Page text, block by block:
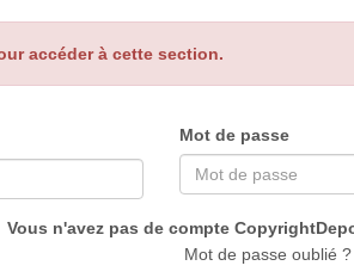
accéder à cette section.
Mot de passe
Vous n'avez pas de compte
Mot de passe oublié ?